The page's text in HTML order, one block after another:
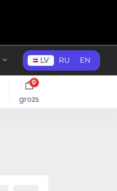
LV RU EN
grozs
0